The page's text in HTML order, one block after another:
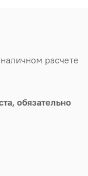
расчете
обязательно